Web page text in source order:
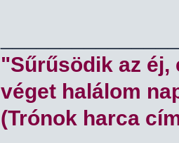
"Sűrűsödik az éj,
véget halálom
(Trónok harca